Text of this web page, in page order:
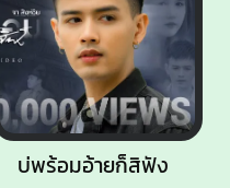
บ่พร้อมอ้ายก็สิฟัง